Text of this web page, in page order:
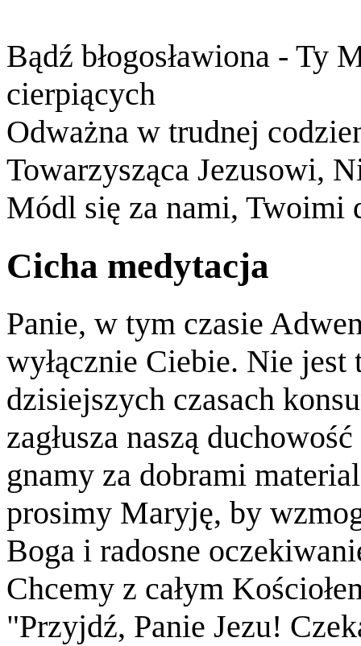
Bądź błogosławiona - Ty
cierpiących
Odważna w trudnej
Towarzysząca Jezusowi,
Módl się za nami, Twoimi
Cicha medytacja
Panie, w tym czasie
wyłącznie Ciebie. Nie jest
dzisiejszych czasach
zagłusza naszą
gnamy za dobrami
prosimy Maryję, by
Boga i radosne
Chcemy z całym
"Przyjdź, Panie Jezu!